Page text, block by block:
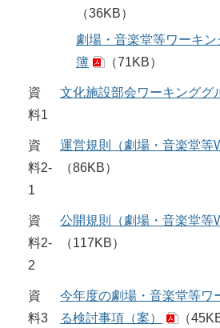
（36KB）
劇場・音楽堂等ワーキ
簿
（71KB）
資
料1
文化施設部会ワーキンググ
資
料2-
1
運営規則（劇場・音楽堂等
（86KB）
資
料2-
2
公開規則（劇場・音楽堂等
（117KB）
資
料3
今年度の劇場・音楽堂等ワ
る検討事項（案）
（